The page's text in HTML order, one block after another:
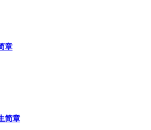
章
简章